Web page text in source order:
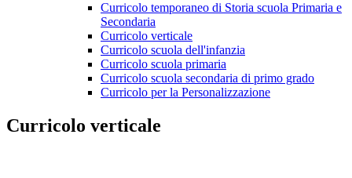
Curricolo temporaneo di Storia scuola Primaria e
Secondaria
Curricolo verticale
Curricolo scuola dell'infanzia
Curricolo scuola primaria
Curricolo scuola secondaria di primo grado
Curricolo per la Personalizzazione
Curricolo verticale